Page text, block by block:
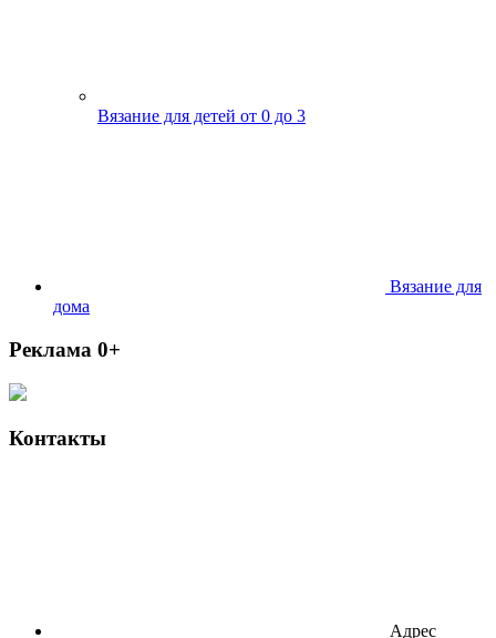
Вязание для детей от 0 до 3
Вязание для
дома
Реклама 0+
Контакты
Адрес